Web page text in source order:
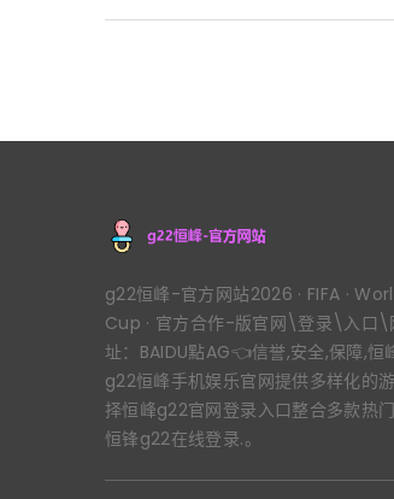
g22恒峰-官方网站2026 · FIFA ·
Cup · 官方合作-版官网\登录\入口\
址：BAIDU點AG👈信誉,安全,保障,恒
g22恒峰手机娱乐官网提供多样化的
择恒峰g22官网登录入口整合多款热
恒锋g22在线登录.。